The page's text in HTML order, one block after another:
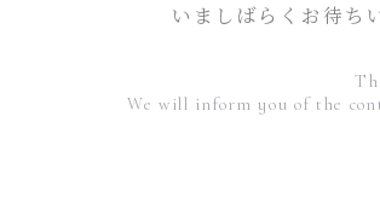
いましばらくお待ち
We will inform you of the